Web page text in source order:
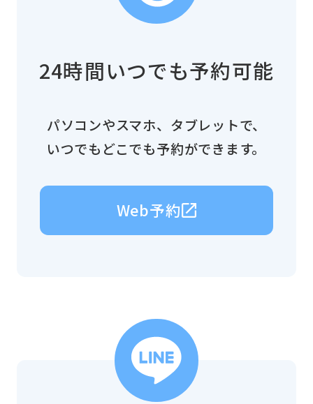
24時間いつでも予約可能
パソコンやスマホ、タブレットで、
いつでもどこでも予約ができます。
Web予約